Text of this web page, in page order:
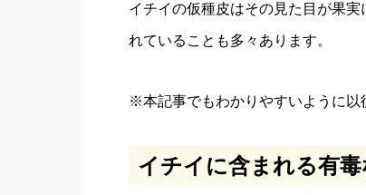
イチイの仮種皮はその見た目が果
れていることも多々あります。
※本記事でもわかりやすいように以
イチイに含まれる有